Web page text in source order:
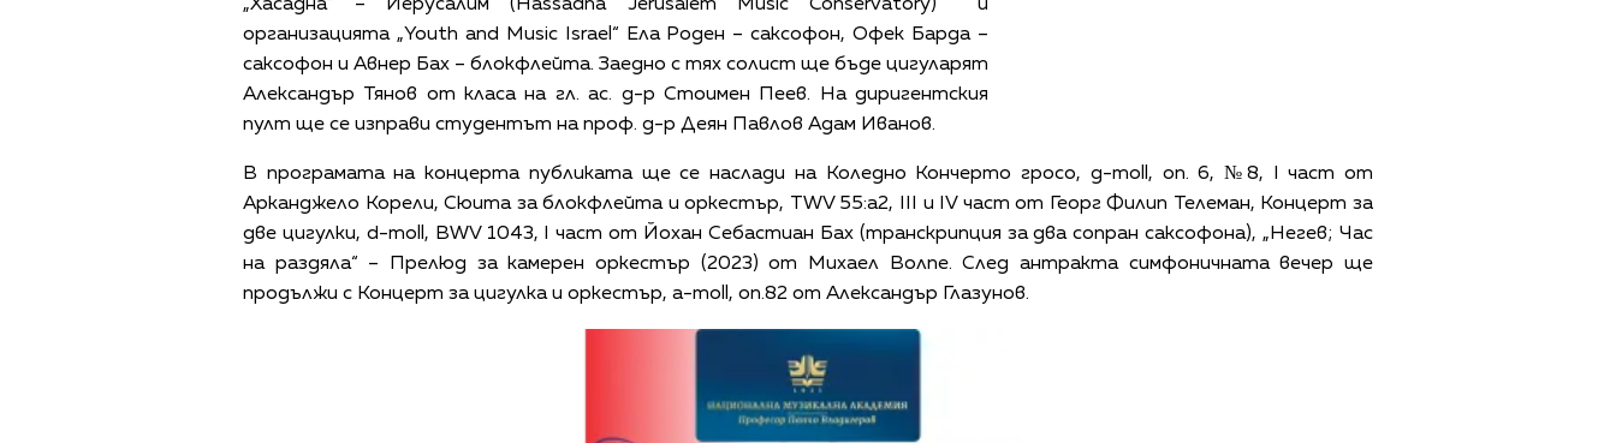
„Хасадна“ – Йерусалим (Hassadna Jerusalem Music Conservatory) и
организацията „Youth and Music Israel“ Ела Роден – саксофон, Офек Барда –
саксофон и Авнер Бах – блокфлейта. Заедно с тях солист ще бъде цигуларят
Александър Тянов от класа на гл. ас. д-р Стоимен Пеев. На диригентския
пулт ще се изправи студентът на проф. д-р Деян Павлов Адам Иванов.
В програмата на концерта публиката ще се наслади на Коледно Кончерто гросо, g-moll, оп. 6, №8, I част от
Арканджело Корели, Сюита за блокфлейта и оркестър, TWV 55:a2, III и IV част от Георг Филип Телеман, Концерт за
две цигулки, d-moll, BWV 1043, I част от Йохан Себастиан Бах (транскрипция за два сопран саксофона), „Негев; Час
на раздяла“ – Прелюд за камерен оркестър (2023) от Михаел Волпе. След антракта симфоничната вечер ще
продължи с Концерт за цигулка и оркестър, a-moll, оп.82 от Александър Глазунов.